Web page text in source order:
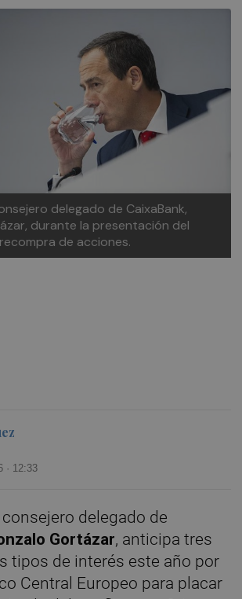
delegado de CaixaBank,
durante la presentación del
de acciones.
· 12:33
consejero delegado de
Gortázar, anticipa tres
tipos de interés este año por
Central Europeo para placar